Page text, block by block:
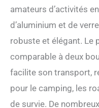
amateurs d’activités
d’aluminium et de
robuste et élégant. Le
comparable à deux
facilite son transport,
pour le camping, les
de survie. De